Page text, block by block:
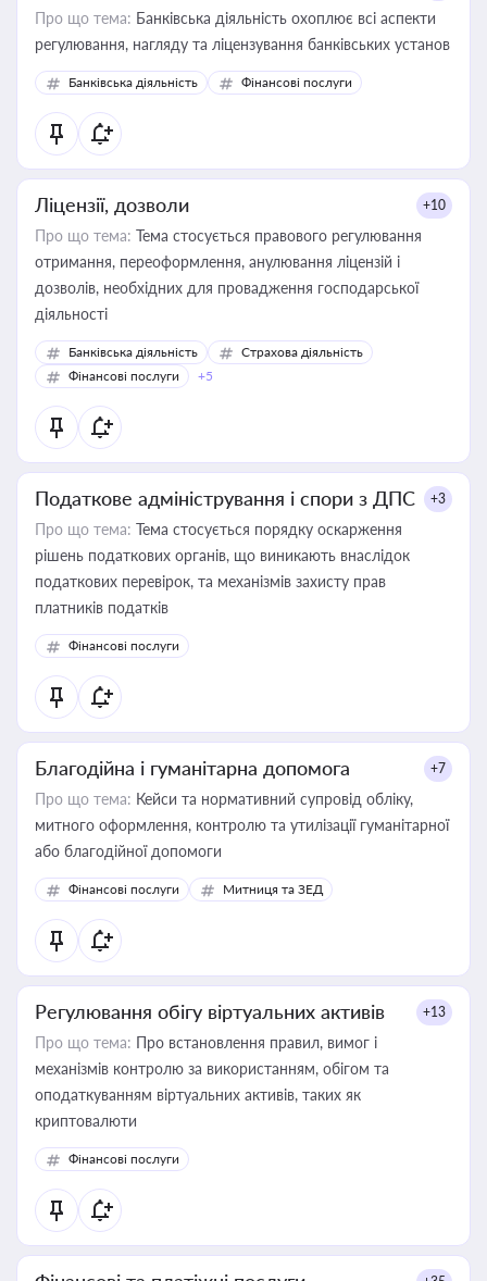
Про що тема: Банківська діяльність охоплює всі аспекти
регулювання, нагляду та ліцензування банківських установ
Банківська діяльність Фінансові послуги
Ліцензії, дозволи +10
Про що тема: Тема стосується правового регулювання
отримання, переоформлення, анулювання ліцензій і
дозволів, необхідних для провадження господарської
діяльності
Банківська діяльність
Страхова діяльність
Фінансові послуги
+5
Податкове адміністрування і спори з ДПС +3
Про що тема: Тема стосується порядку оскарження
рішень податкових органів, що виникають внаслідок
податкових перевірок, та механізмів захисту прав
платників податків
Фінансові послуги
Благодійна і гуманітарна допомога +7
Про що тема: Кейси та нормативний супровід обліку,
митного оформлення, контролю та утилізації гуманітарної
або благодійної допомоги
Фінансові послуги Митниця та ЗЕД
Регулювання обігу віртуальних активів +13
Про що тема: Про встановлення правил, вимог і
механізмів контролю за використанням, обігом та
оподаткуванням віртуальних активів, таких як
криптовалюти
Фінансові послуги